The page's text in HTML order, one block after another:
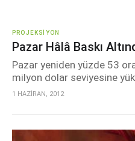
PROJEKSIYON
Pazar Hâlâ Baskı
Pazar yeniden yüzde 53
milyon dolar seviyesine
1 HAZİRAN, 2012